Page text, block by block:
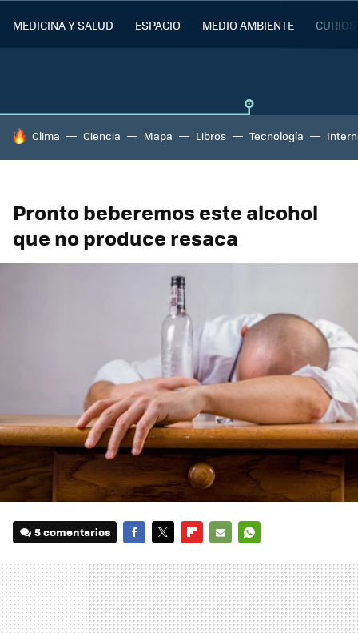
MEDICINA Y SALUD ESPACIO MEDIO AMBIENTE
HOY SE HABLA DE
Clima Ciencia Mapa Libros Tecnología
Pronto beberemos este alcohol
que no produce resaca
5 comentarios
MAIL